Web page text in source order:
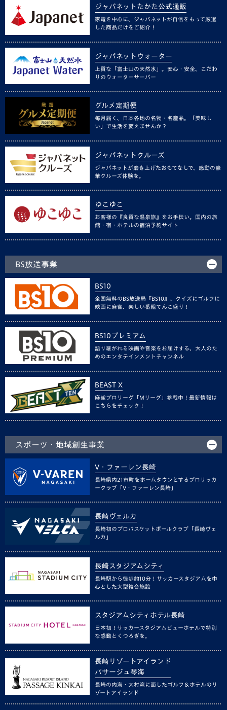
ジャパネットたかた公式通販
家電を中心に、ジャパネットが自信をもって厳選
した商品だけをご紹介！
ジャパネットウォーター
上質な「富士山の天然水」。安心・安全、こだわ
りのウォーターサーバー
グルメ定期便
毎月届く、日本各地の名物・名産品。「美味し
い」で生活を変えませんか？
ジャパネットクルーズ
ジャパネットが磨き上げたおもてなしで、感動の豪
華クルーズ体験を。
ゆこゆこ
お客様の『良質な温泉旅』をお手伝い。国内の旅
館・宿・ホテルの宿泊予約サイト
BS放送事業
BS10
全国無料のBS放送局『BS10』。クイズにゴルフに
映画に麻雀、楽しい番組てんこ盛り！
BS10プレミアム
語り継がれる映画や音楽をお届けする、大人のた
めのエンタテインメントチャンネル
BEAST X
麻雀プロリーグ「Mリーグ」参戦中！最新情報は
こちらをチェック！
スポーツ・地域創生事業
V・ファーレン長崎
長崎県内21市町をホームタウンとするプロサッカ
ークラブ「V・ファーレン長崎」
長崎ヴェルカ
長崎初のプロバスケットボールクラブ「長崎ヴェ
ルカ」
長崎スタジアムシティ
長崎駅から徒歩約10分！サッカースタジアムを中
心とした大型複合施設
スタジアムシティホテル長崎
日本初！サッカースタジアムビューホテルで特別
な感動とくつろぎを。
長崎リゾートアイランド
パサージュ琴海
長崎の内海・大村湾に面したゴルフ＆ホテルのリ
ゾートアイランド